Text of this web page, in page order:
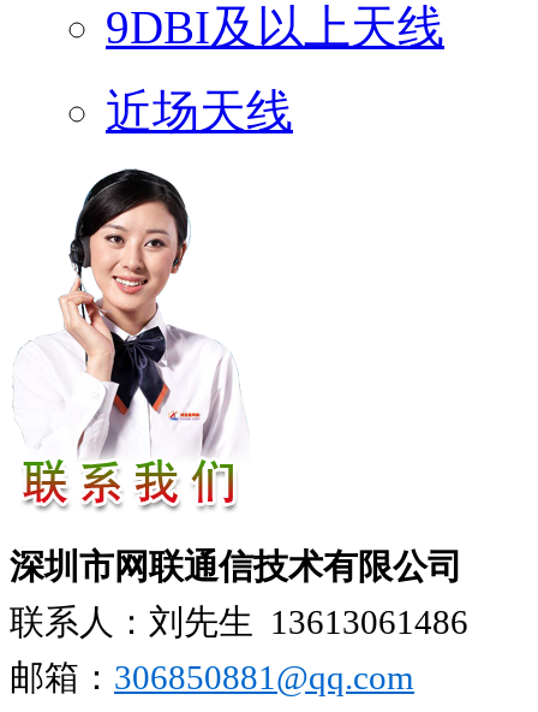
9DBI及以上天线
近场天线
深圳市网联通信技术有限公司
联系人：刘先生 13613061486
邮箱： 306850881​@qq.com